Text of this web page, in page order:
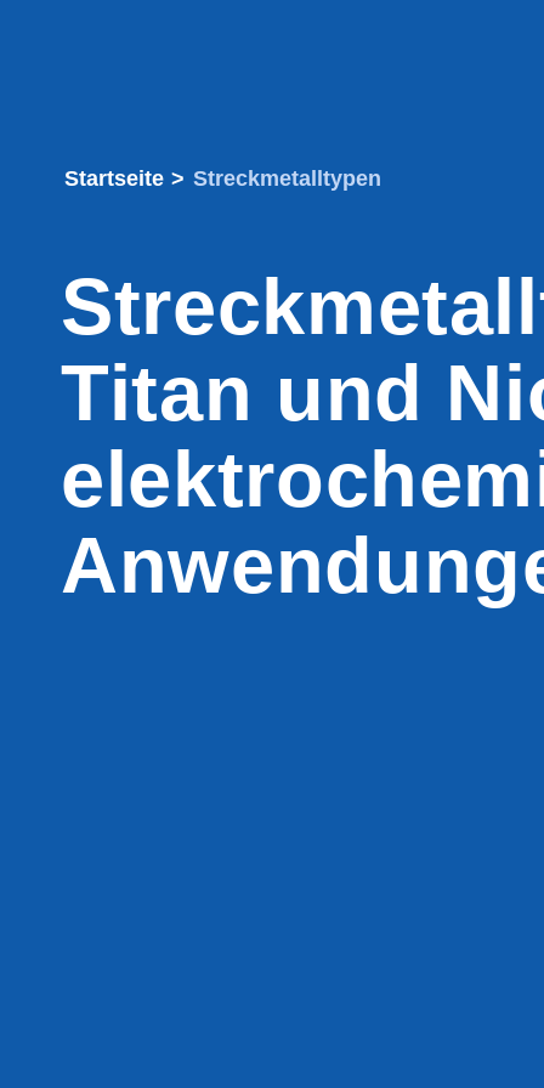
Startseite > Streckmetalltypen
Titan und